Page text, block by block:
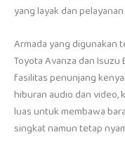
yang layak dan
Armada yang digunakan
Toyota Avanza dan
fasilitas penunjang
hiburan audio dan video,
luas untuk membawa
singkat namun tetap